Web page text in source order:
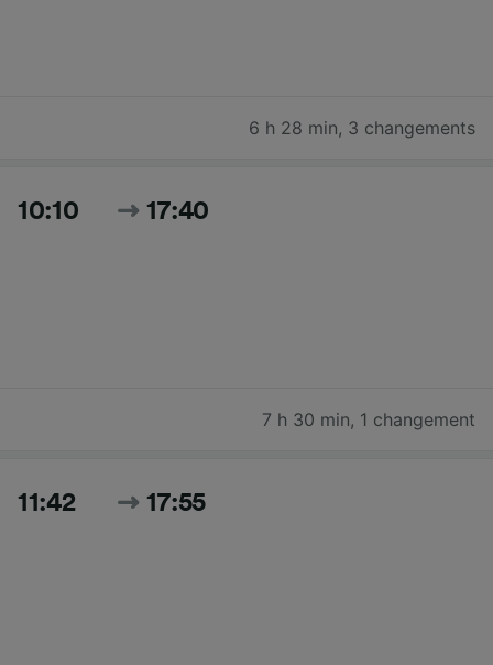
6 h 28 min, 3 changements
10:10 17:40
7 h 30 min, 1 changement
11:42 17:55